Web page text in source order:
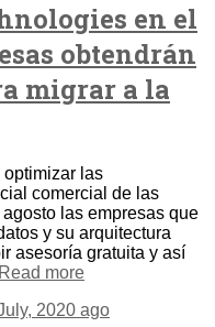
en el
obtendrán
migrar a la
optimizar las
comercial de las
las empresas que
y su arquitectura
asesoría gratuita y así
Read more
2020 ago